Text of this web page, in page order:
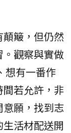
簸，但仍然
觀察與實做
想有一番作
若允許，非
願，找到志
活材配送開